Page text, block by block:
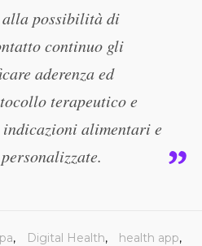
alla possibilità di
continuo gli
aderenza ed
terapeutico e
alimentari e
, Digital Health, health app,